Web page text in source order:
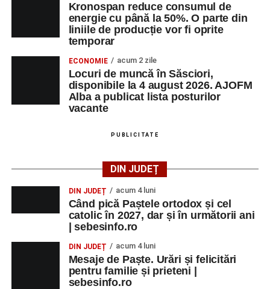
Kronospan reduce consumul de
energie cu până la 50%. O parte din
liniile de producție vor fi oprite
temporar
ECONOMIE acum 2 zile
Locuri de muncă în Săsciori,
disponibile la 4 august 2026. AJOFM
Alba a publicat lista posturilor
vacante
PUBLICITATE
DIN JUDEȚ
DIN JUDEȚ acum 4 luni
Când pică Paștele ortodox și cel
catolic în 2027, dar și în următorii ani
| sebesinfo.ro
DIN JUDEȚ acum 4 luni
Mesaje de Paște. Urări și felicitări
pentru familie și prieteni |
sebesinfo.ro